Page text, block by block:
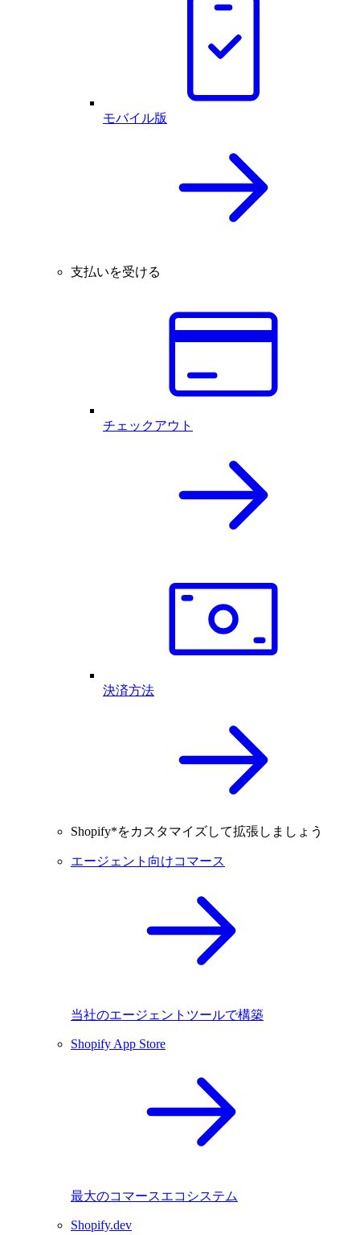
モバイル版
支払いを受ける
チェックアウト
決済方法
Shopify*をカスタマイズして拡張しましょう
エージェント向けコマース
当社のエージェントツールで構築
Shopify App Store
最大のコマースエコシステム
Shopify.dev